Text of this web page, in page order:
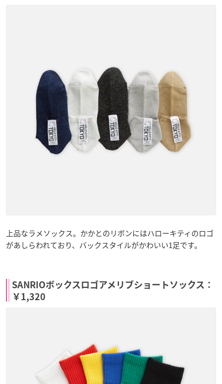
上品なラメソックス。かかとのリボンにはハローキティのロゴ
があしらわれており、バックスタイルがかわいい1足です。
SANRIOボックスロゴアメリブショートソックス：
￥1,320